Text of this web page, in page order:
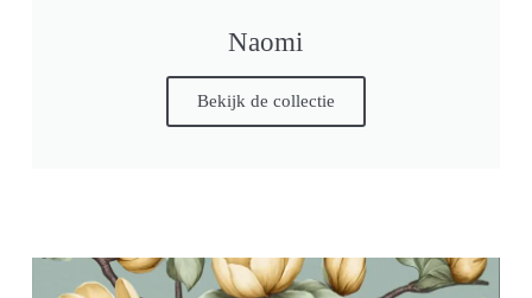
Naomi
Bekijk de collectie